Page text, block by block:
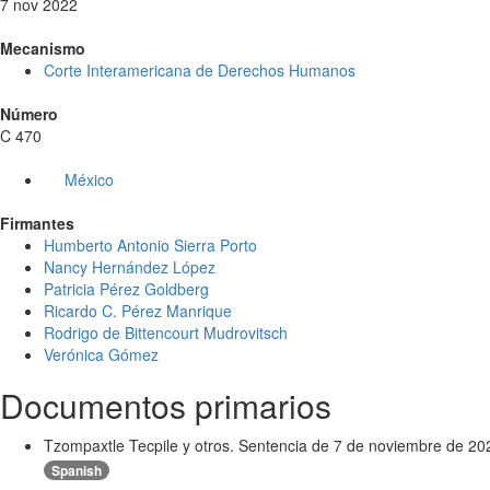
7 nov 2022
Mecanismo
Corte Interamericana de Derechos Humanos
Número
C 470
México
Firmantes
Humberto Antonio Sierra Porto
Nancy Hernández López
Patricia Pérez Goldberg
Ricardo C. Pérez Manrique
Rodrigo de Bittencourt Mudrovitsch
Verónica Gómez
Documentos primarios
Tzompaxtle Tecpile y otros. Sentencia de 7 de noviembre de
Spanish